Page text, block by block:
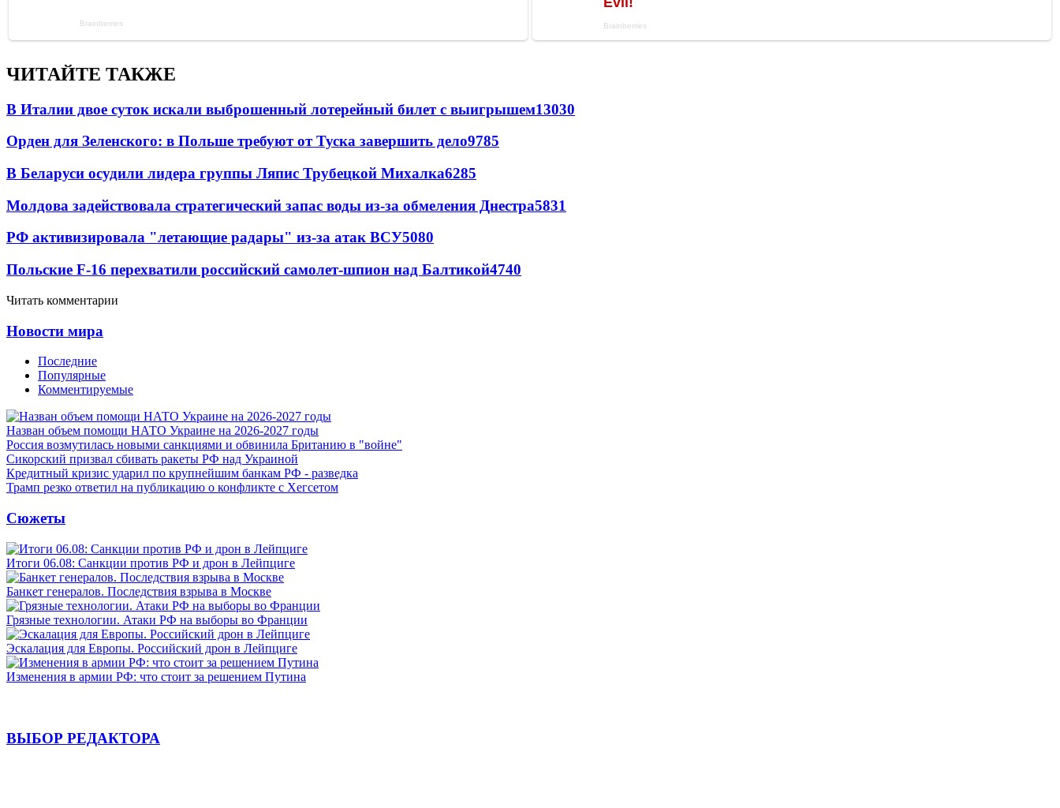
ЧИТАЙТЕ ТАКЖЕ
В Италии двое суток искали выброшенный лотерейный билет с выигрышем13030
Орден для Зеленского: в Польше требуют от Туска завершить дело9785
В Беларуси осудили лидера группы Ляпис Трубецкой Михалка6285
Молдова задействовала стратегический запас воды из-за обмеления Днестра5831
РФ активизировала "летающие радары" из-за атак ВСУ5080
Польские F-16 перехватили российский самолет-шпион над Балтикой4740
Читать комментарии
Новости мира
Последние
Популярные
Комментируемые
Назван объем помощи НАТО Украине на 2026-2027 годы
Россия возмутилась новыми санкциями и обвинила Британию в "войне"
Сикорский призвал сбивать ракеты РФ над Украиной
Кредитный кризис ударил по крупнейшим банкам РФ - разведка
Трамп резко ответил на публикацию о конфликте с Хегсетом
Сюжеты
Итоги 06.08: Санкции против РФ и дрон в Лейпциге
Банкет генералов. Последствия взрыва в Москве
Грязные технологии. Атаки РФ на выборы во Франции
Эскалация для Европы. Российский дрон в Лейпциге
Изменения в армии РФ: что стоит за решением Путина
ВЫБОР РЕДАКТОРА